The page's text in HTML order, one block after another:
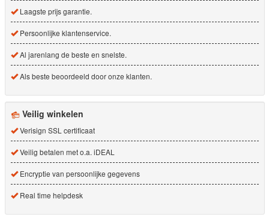
Laagste prijs garantie.
Persoonlijke klantenservice.
Al jarenlang de beste en snelste.
Als beste beoordeeld door onze klanten.
Veilig winkelen
Verisign SSL certificaat
Veilig betalen met o.a. iDEAL
Encryptie van persoonlijke gegevens
Real time helpdesk